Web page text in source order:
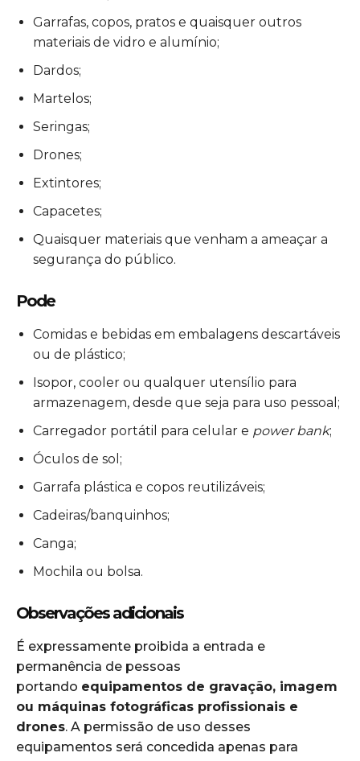
Garrafas, copos, pratos e quaisquer outros
materiais de vidro e alumínio;
Dardos;
Martelos;
Seringas;
Drones;
Extintores;
Capacetes;
Quaisquer materiais que venham a ameaçar a
segurança do público.
Pode
Comidas e bebidas em embalagens descartáveis
ou de plástico;
Isopor, cooler ou qualquer utensílio para
armazenagem, desde que seja para uso pessoal;
Carregador portátil para celular e power bank;
Óculos de sol;
Garrafa plástica e copos reutilizáveis;
Cadeiras/banquinhos;
Canga;
Mochila ou bolsa.
Observações adicionais
É expressamente proibida a entrada e
permanência de pessoas
portando equipamentos de gravação, imagem
ou máquinas fotográficas profissionais e
drones. A permissão de uso desses
equipamentos será concedida apenas para